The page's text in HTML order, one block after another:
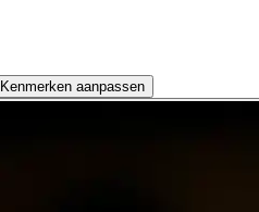
Kenmerken aanpassen